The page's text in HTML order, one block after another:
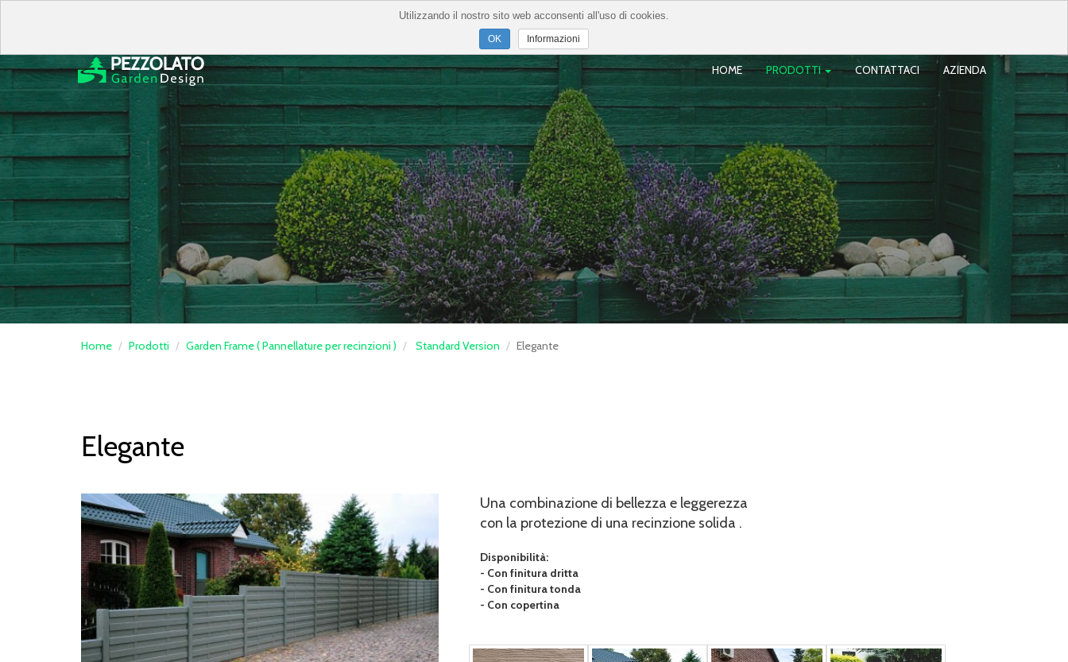
HOME PRODOTTI CONTATTACI AZIENDA
Home Prodotti Garden Frame ( Pannellature per recinzioni ) Standard Version Elegante
Elegante
Una combinazione di bellezza e leggerezza
con la protezione di una recinzione solida .
Disponibilità:
- Con finitura dritta
- Con finitura tonda
- Con copertina
Utilizzando il nostro sito web acconsenti all'uso di cookies.
Informazioni